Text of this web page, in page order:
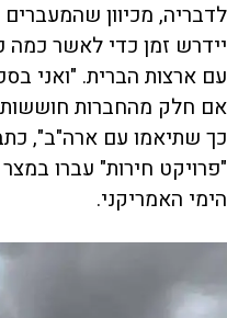
לדבריה, מכיוון
יידרש זמן כדי לאשר
עם ארצות הברית. "ואני
אם חלק מהחברות
כך שתיאמו עם ארה"ב",
"פרויקט חירות" עברו
הימי האמריקני.